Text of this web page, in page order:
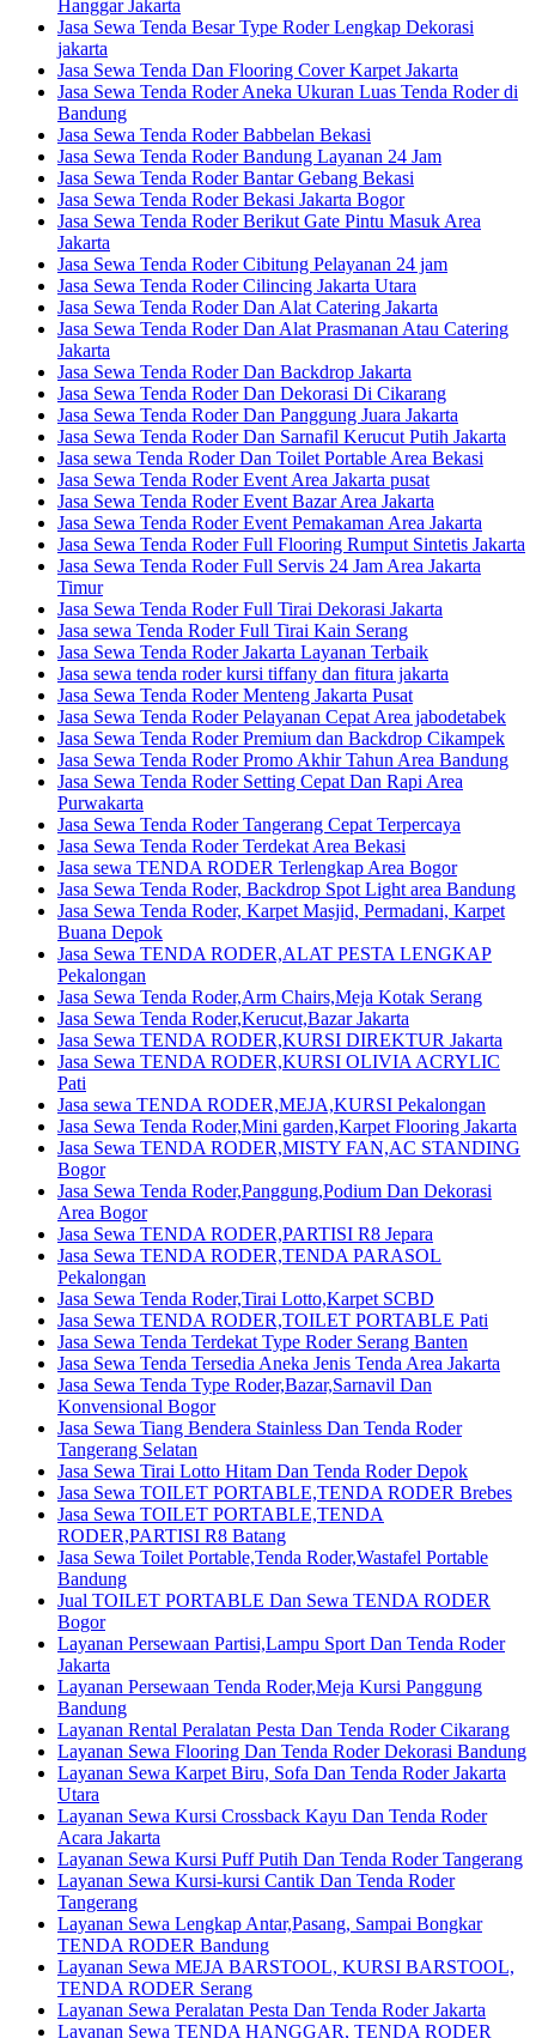
Hanggar Jakarta
Jasa Sewa Tenda Besar Type Roder Lengkap Dekorasi
jakarta
Jasa Sewa Tenda Dan Flooring Cover Karpet Jakarta
Jasa Sewa Tenda Roder Aneka Ukuran Luas Tenda Roder di
Bandung
Jasa Sewa Tenda Roder Babbelan Bekasi
Jasa Sewa Tenda Roder Bandung Layanan 24 Jam
Jasa Sewa Tenda Roder Bantar Gebang Bekasi
Jasa Sewa Tenda Roder Bekasi Jakarta Bogor
Jasa Sewa Tenda Roder Berikut Gate Pintu Masuk Area
Jakarta
Jasa Sewa Tenda Roder Cibitung Pelayanan 24 jam
Jasa Sewa Tenda Roder Cilincing Jakarta Utara
Jasa Sewa Tenda Roder Dan Alat Catering Jakarta
Jasa Sewa Tenda Roder Dan Alat Prasmanan Atau Catering
Jakarta
Jasa Sewa Tenda Roder Dan Backdrop Jakarta
Jasa Sewa Tenda Roder Dan Dekorasi Di Cikarang
Jasa Sewa Tenda Roder Dan Panggung Juara Jakarta
Jasa Sewa Tenda Roder Dan Sarnafil Kerucut Putih Jakarta
Jasa sewa Tenda Roder Dan Toilet Portable Area Bekasi
Jasa Sewa Tenda Roder Event Area Jakarta pusat
Jasa Sewa Tenda Roder Event Bazar Area Jakarta
Jasa Sewa Tenda Roder Event Pemakaman Area Jakarta
Jasa Sewa Tenda Roder Full Flooring Rumput Sintetis Jakarta
Jasa Sewa Tenda Roder Full Servis 24 Jam Area Jakarta
Timur
Jasa Sewa Tenda Roder Full Tirai Dekorasi Jakarta
Jasa sewa Tenda Roder Full Tirai Kain Serang
Jasa Sewa Tenda Roder Jakarta Layanan Terbaik
Jasa sewa tenda roder kursi tiffany dan fitura jakarta
Jasa Sewa Tenda Roder Menteng Jakarta Pusat
Jasa Sewa Tenda Roder Pelayanan Cepat Area jabodetabek
Jasa Sewa Tenda Roder Premium dan Backdrop Cikampek
Jasa Sewa Tenda Roder Promo Akhir Tahun Area Bandung
Jasa Sewa Tenda Roder Setting Cepat Dan Rapi Area
Purwakarta
Jasa Sewa Tenda Roder Tangerang Cepat Terpercaya
Jasa Sewa Tenda Roder Terdekat Area Bekasi
Jasa sewa TENDA RODER Terlengkap Area Bogor
Jasa Sewa Tenda Roder, Backdrop Spot Light area Bandung
Jasa Sewa Tenda Roder, Karpet Masjid, Permadani, Karpet
Buana Depok
Jasa Sewa TENDA RODER,ALAT PESTA LENGKAP
Pekalongan
Jasa Sewa Tenda Roder,Arm Chairs,Meja Kotak Serang
Jasa Sewa Tenda Roder,Kerucut,Bazar Jakarta
Jasa Sewa TENDA RODER,KURSI DIREKTUR Jakarta
Jasa Sewa TENDA RODER,KURSI OLIVIA ACRYLIC
Pati
Jasa sewa TENDA RODER,MEJA,KURSI Pekalongan
Jasa Sewa Tenda Roder,Mini garden,Karpet Flooring Jakarta
Jasa Sewa TENDA RODER,MISTY FAN,AC STANDING
Bogor
Jasa Sewa Tenda Roder,Panggung,Podium Dan Dekorasi
Area Bogor
Jasa Sewa TENDA RODER,PARTISI R8 Jepara
Jasa Sewa TENDA RODER,TENDA PARASOL
Pekalongan
Jasa Sewa Tenda Roder,Tirai Lotto,Karpet SCBD
Jasa Sewa TENDA RODER,TOILET PORTABLE Pati
Jasa Sewa Tenda Terdekat Type Roder Serang Banten
Jasa Sewa Tenda Tersedia Aneka Jenis Tenda Area Jakarta
Jasa Sewa Tenda Type Roder,Bazar,Sarnavil Dan
Konvensional Bogor
Jasa Sewa Tiang Bendera Stainless Dan Tenda Roder
Tangerang Selatan
Jasa Sewa Tirai Lotto Hitam Dan Tenda Roder Depok
Jasa Sewa TOILET PORTABLE,TENDA RODER Brebes
Jasa Sewa TOILET PORTABLE,TENDA
RODER,PARTISI R8 Batang
Jasa Sewa Toilet Portable,Tenda Roder,Wastafel Portable
Bandung
Jual TOILET PORTABLE Dan Sewa TENDA RODER
Bogor
Layanan Persewaan Partisi,Lampu Sport Dan Tenda Roder
Jakarta
Layanan Persewaan Tenda Roder,Meja Kursi Panggung
Bandung
Layanan Rental Peralatan Pesta Dan Tenda Roder Cikarang
Layanan Sewa Flooring Dan Tenda Roder Dekorasi Bandung
Layanan Sewa Karpet Biru, Sofa Dan Tenda Roder Jakarta
Utara
Layanan Sewa Kursi Crossback Kayu Dan Tenda Roder
Acara Jakarta
Layanan Sewa Kursi Puff Putih Dan Tenda Roder Tangerang
Layanan Sewa Kursi-kursi Cantik Dan Tenda Roder
Tangerang
Layanan Sewa Lengkap Antar,Pasang, Sampai Bongkar
TENDA RODER Bandung
Layanan Sewa MEJA BARSTOOL, KURSI BARSTOOL,
TENDA RODER Serang
Layanan Sewa Peralatan Pesta Dan Tenda Roder Jakarta
Layanan Sewa TENDA HANGGAR, TENDA RODER